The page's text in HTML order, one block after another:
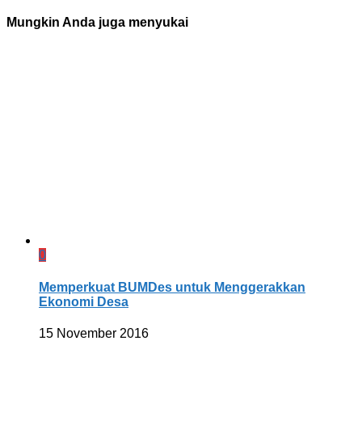
Mungkin Anda juga menyukai
0
Memperkuat BUMDes untuk Menggerakkan
Ekonomi Desa
15 November 2016